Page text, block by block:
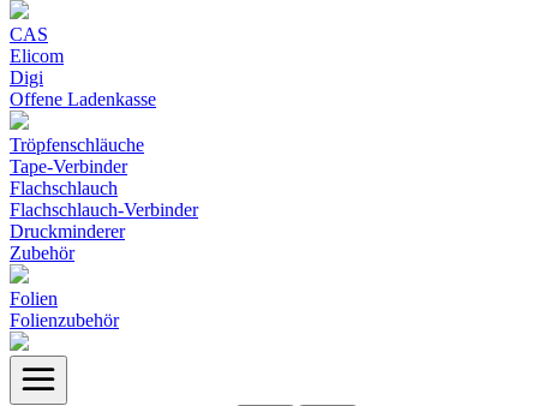
CAS
Elicom
Digi
Offene Ladenkasse
Tröpfenschläuche
Tape-Verbinder
Flachschlauch
Flachschlauch-Verbinder
Druckminderer
Zubehör
Folien
Folienzubehör